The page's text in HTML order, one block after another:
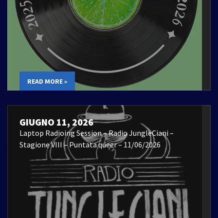
READ MORE »
GIUGNO 11, 2026
Laptop Radioing Session – Radio JungleCiani –
Stagione VIII – Puntata queer – 11/06/2026